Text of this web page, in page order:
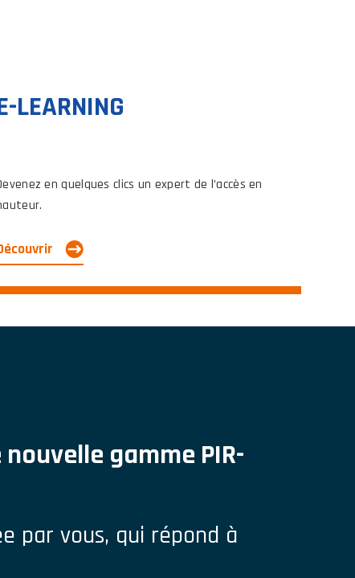
LEARNING
en quelques clics un expert de l’accès en
gamme PIR-
par vous, qui répond à